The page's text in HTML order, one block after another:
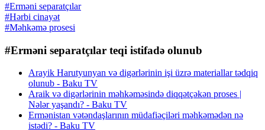
#Erməni separatçılar
#Hərbi cinayət
#Məhkəmə prosesi
#Erməni separatçılar teqi istifadə olunub
Arayik Harutyunyan və digərlərinin işi üzrə materiallar tədqiq
olunub - Baku TV
Araik və digərlərinin məhkəməsində diqqətçəkən proses |
Nələr yaşandı? - Baku TV
Ermənistan vətəndaşlarının müdafiəçiləri məhkəmədən nə
istədi? - Baku TV